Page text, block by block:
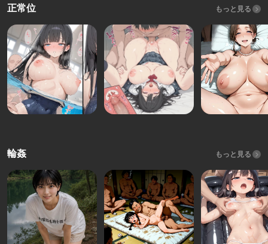
正常位 もっと見る
輪姦 もっと見る